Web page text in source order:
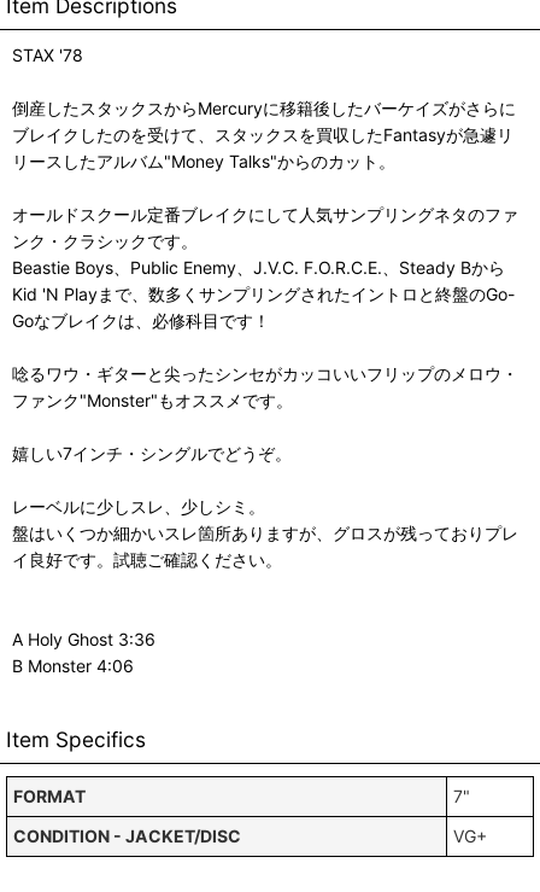
Item Descriptions
STAX '78
倒産したスタックスからMercuryに移籍後したバーケイズがさらに
ブレイクしたのを受けて、スタックスを買収したFantasyが急遽リ
リースしたアルバム"Money Talks"からのカット。
オールドスクール定番ブレイクにして人気サンプリングネタのファ
ンク・クラシックです。
Beastie Boys、Public Enemy、J.V.C. F.O.R.C.E.、Steady Bから
Kid 'N Playまで、数多くサンプリングされたイントロと終盤のGo-
Goなブレイクは、必修科目です！
唸るワウ・ギターと尖ったシンセがカッコいいフリップのメロウ・
ファンク"Monster"もオススメです。
嬉しい7インチ・シングルでどうぞ。
レーベルに少しスレ、少しシミ。
盤はいくつか細かいスレ箇所ありますが、グロスが残っておりプレ
イ良好です。試聴ご確認ください。
A Holy Ghost 3:36
B Monster 4:06
Item Specifics
FORMAT
7"
CONDITION - JACKET/DISC
VG+